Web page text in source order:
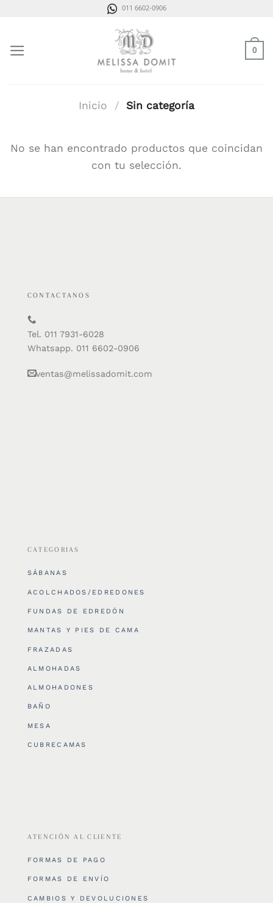
011 6602-0906
0
Inicio / Sin categoría
No se han encontrado productos que coincidan
con tu selección.
CONTACTANOS
Tel. 011 7931-6028
Whatsapp. 011 6602-0906
ventas@melissadomit.com
CATEGORIAS
SÁBANAS
ACOLCHADOS/EDREDONES
FUNDAS DE EDREDÓN
MANTAS Y PIES DE CAMA
FRAZADAS
ALMOHADAS
ALMOHADONES
BAÑO
MESA
CUBRECAMAS
ATENCIÓN AL CLIENTE
FORMAS DE PAGO
FORMAS DE ENVÍO
CAMBIOS Y DEVOLUCIONES